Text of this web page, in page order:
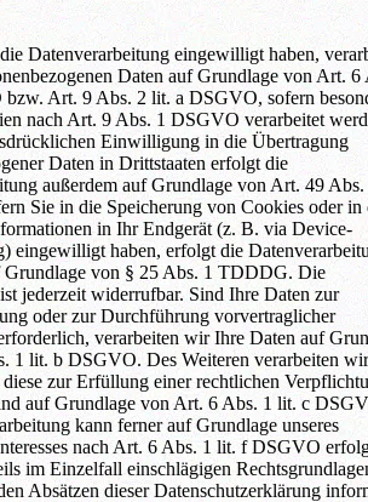
Datenverarbeitung eingewilligt haben,
Daten auf Grundlage von Art. 6
Art. 9 Abs. 2 lit. a DSGVO, sofern
nach Art. 9 Abs. 1 DSGVO verarbeitet
Einwilligung in die Übertragung
Daten in Drittstaaten erfolgt die
außerdem auf Grundlage von Art. 49
Sie in die Speicherung von Cookies oder in
in Ihr Endgerät (z. B. via Device-
eingewilligt haben, erfolgt die
Grundlage von § 25 Abs. 1 TDDDG. Die
jederzeit widerrufbar. Sind Ihre Daten zur
oder zur Durchführung vorvertraglicher
verarbeiten wir Ihre Daten auf
1 lit. b DSGVO. Des Weiteren verarbeiten
zur Erfüllung einer rechtlichen
auf Grundlage von Art. 6 Abs. 1 lit. c
kann ferner auf Grundlage unseres
nach Art. 6 Abs. 1 lit. f DSGVO
im Einzelfall einschlägigen
Absätzen dieser Datenschutzerklärung